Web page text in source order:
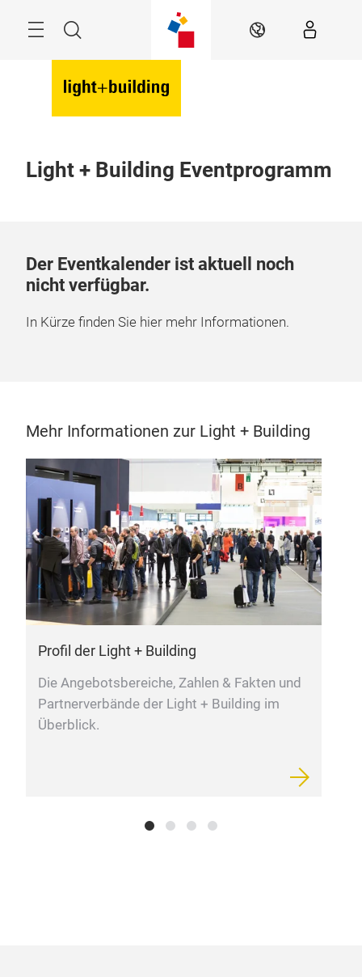
Suche DE
Light + Building Eventprogramm
Der Eventkalender ist aktuell noch
nicht verfügbar.
In Kürze finden Sie hier mehr Informationen.
Mehr Informationen zur Light + Building
Profil der Light + Building
Die Angebotsbereiche, Zahlen & Fakten und
Partnerverbände der Light + Building im
Überblick.